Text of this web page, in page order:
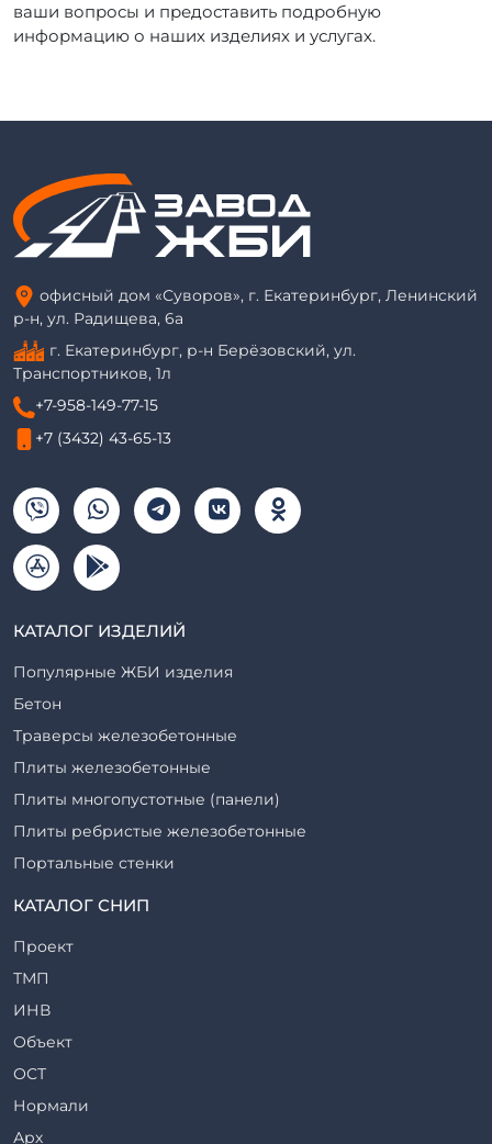
ваши вопросы и предоставить подробную
информацию о наших изделиях и услугах.
офисный дом «Суворов», г. Екатеринбург, Ленинский
р-н, ул. Радищева, 6а
г. Екатеринбург, р-н Берёзовский, ул.
Транспортников, 1л
+7-958-149-77-15
+7 (3432) 43-65-13
КАТАЛОГ ИЗДЕЛИЙ
Популярные ЖБИ изделия
Бетон
Траверсы железобетонные
Плиты железобетонные
Плиты многопустотные (панели)
Плиты ребристые железобетонные
Портальные стенки
Прогоны железобетонные
Ригели железобетонные
Сваи железобетонные
Стеновые блоки
Стойки железобетонные
Столбы железобетонные
Закладные детали
КАТАЛОГ СНИП
Проект
ТМП
ИНВ
Объект
ОСТ
Нормали
Арх